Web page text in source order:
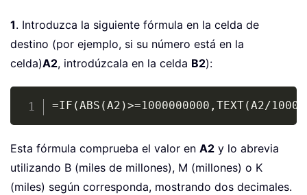
1. Introduzca la siguiente fórmula en la celda de
destino (por ejemplo, si su número está en la
celda)A2, introdúzcala en la celda B2):
=IF(ABS(A2)>=1000000000,TEXT(A2/
Copy
Esta fórmula comprueba el valor en A2 y lo abrevia
utilizando B (miles de millones), M (millones) o K
(miles) según corresponda, mostrando dos decimales.